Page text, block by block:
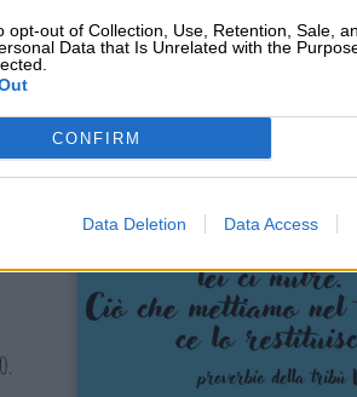
opt-out of Collection, Use, Retention, Sale,
Data that Is Unrelated with the
CONFIRM
Data Deletion Data Access
stessa tela.
attraversarla ma non
dalla natura il suo cuore
ci nutre. Ciò che mettiamo nel